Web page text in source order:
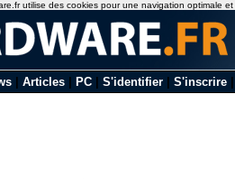
Articles PC S'identifier S'inscrire
utilise des cookies pour une navigation optimale